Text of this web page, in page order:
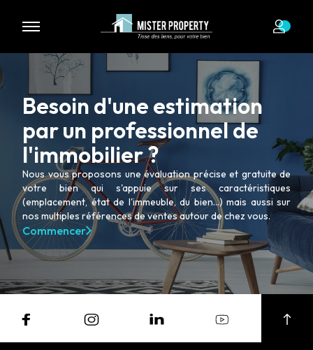
pour le moment , plusieurs options s'offrent à vous :
Transmettez-nous votre demande
Besoin d'une estimation
par un professionnel de
l'immobilier ?
Nous vous proposons une évaluation précise et gratuite de
votre bien qui s'appuie sur ses caractéristiques
(emplacement, état de l'immeuble, du bien...) mais aussi sur
nos multiples références de ventes autour de chez vous.
Commencer